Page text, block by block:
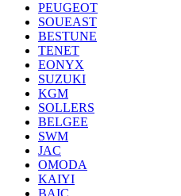
PEUGEOT
SOUEAST
BESTUNE
TENET
EONYX
SUZUKI
KGM
SOLLERS
BELGEE
SWM
JAC
OMODA
KAIYI
BAIC